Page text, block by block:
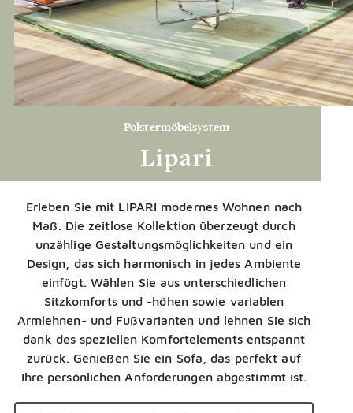
Polstermöbelsystem
Lipari
Erleben Sie mit LIPARI modernes Wohnen nach
Maß. Die zeitlose Kollektion überzeugt durch
unzählige Gestaltungsmöglichkeiten und ein
Design, das sich harmonisch in jedes Ambiente
einfügt. Wählen Sie aus unterschiedlichen
Sitzkomforts und -höhen sowie variablen
Armlehnen- und Fußvarianten und lehnen Sie sich
dank des speziellen Komfortelements entspannt
zurück. Genießen Sie ein Sofa, das perfekt auf
Ihre persönlichen Anforderungen abgestimmt ist.